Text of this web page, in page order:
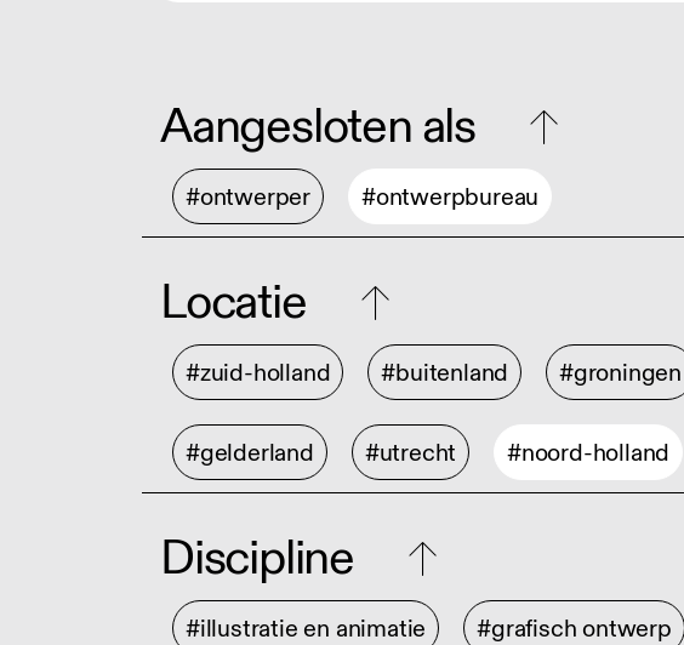
Aangesloten als
#ontwerper #ontwerpbureau
Locatie
#zuid-holland #buitenland #groningen
#gelderland #utrecht #noord-holland
Discipline
#illustratie en animatie #grafisch ontwerp